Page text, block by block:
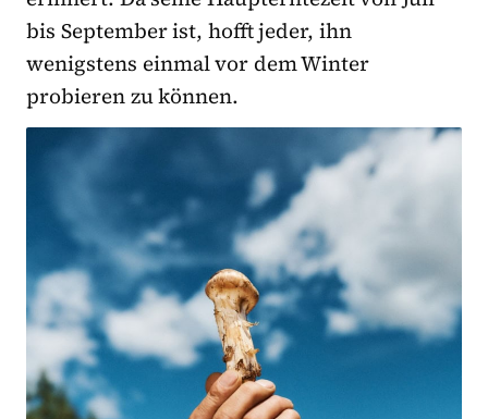
bis September ist, hofft jeder, ihn
wenigstens einmal vor dem Winter
probieren zu können.